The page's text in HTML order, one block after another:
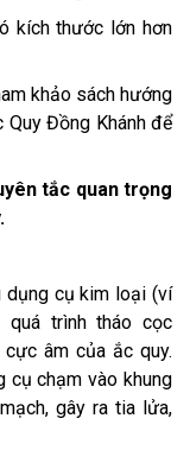
kích thước lớn hơn
khảo sách hướng
Đồng Khánh để
tắc quan trọng
dụng cụ kim loại (ví
trình tháo cọc
âm của ắc quy.
cụ chạm vào khung
gây ra tia lửa,